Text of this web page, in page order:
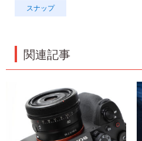
スナップ
関連記事